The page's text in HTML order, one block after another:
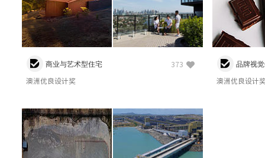
商业与艺术型住宅 373
澳洲优良设计奖
品牌视
澳洲优良设计